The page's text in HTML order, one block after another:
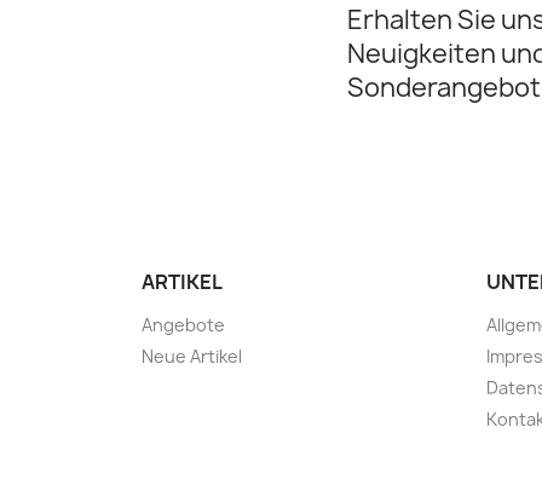
Erhalten Sie
Neuigkeiten
ARTIKEL
Angebote
Neue Artikel